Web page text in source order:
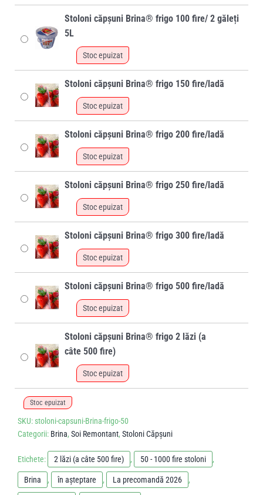
Stoloni căpșuni Brina® frigo 100 fire/ 2 găleți
5L
Stoc epuizat
Stoloni căpșuni Brina® frigo 150 fire/ladă
Stoc epuizat
Stoloni căpșuni Brina® frigo 200 fire/ladă
Stoc epuizat
Stoloni căpșuni Brina® frigo 250 fire/ladă
Stoc epuizat
Stoloni căpșuni Brina® frigo 300 fire/ladă
Stoc epuizat
Stoloni căpșuni Brina® frigo 500 fire/ladă
Stoc epuizat
Stoloni căpșuni Brina® frigo 2 lăzi (a
câte 500 fire)
Stoc epuizat
Stoc epuizat
SKU: stoloni-capsuni-Brina-frigo-50
Categorii: Brina, Soi Remontant, Stoloni Căpșuni
Etichete: 2 lăzi (a câte 500 fire) , 50 - 1000 fire stoloni ,
Brina , în așteptare , La precomandă 2026 ,